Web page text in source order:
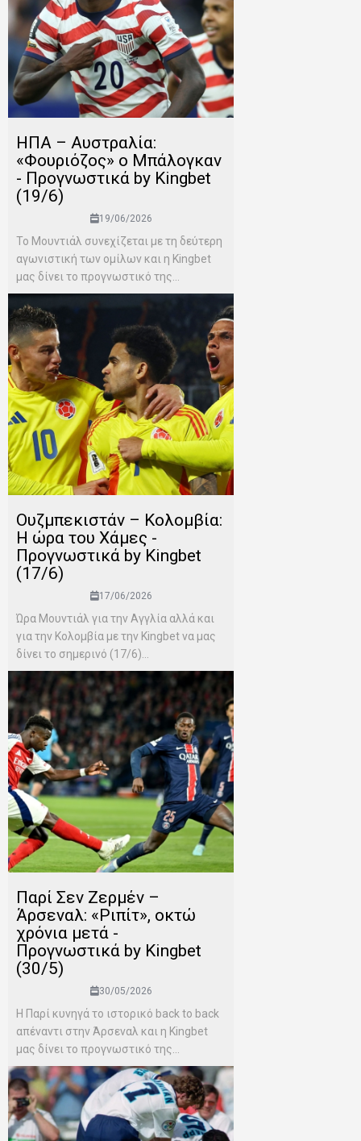
ΗΠΑ – Αυστραλία:
«Φουριόζος» ο Μπάλογκαν
- Προγνωστικά by Kingbet
(19/6)
19/06/2026
Το Μουντιάλ συνεχίζεται με τη δεύτερη
αγωνιστική των ομίλων και η Kingbet
μας δίνει το προγνωστικό της...
Ουζμπεκιστάν – Κολομβία:
Η ώρα του Χάμες -
Προγνωστικά by Kingbet
(17/6)
17/06/2026
Ώρα Μουντιάλ για την Αγγλία αλλά και
για την Κολομβία με την Kingbet να μας
δίνει το σημερινό (17/6)...
Παρί Σεν Ζερμέν –
Άρσεναλ: «Ριπίτ», οκτώ
χρόνια μετά -
Προγνωστικά by Kingbet
(30/5)
30/05/2026
Η Παρί κυνηγά το ιστορικό back to back
απέναντι στην Άρσεναλ και η Kingbet
μας δίνει το προγνωστικό της...